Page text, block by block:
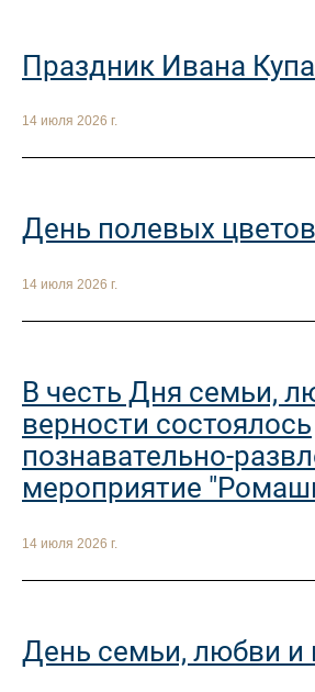
Праздник Ивана
14 июля 2026 г.
День полевых
14 июля 2026 г.
В честь Дня семьи,
верности состоялось
познавательно-
мероприятие
14 июля 2026 г.
День семьи, любви и